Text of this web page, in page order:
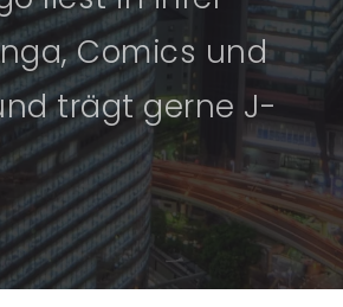
Comics und
trägt gerne J-